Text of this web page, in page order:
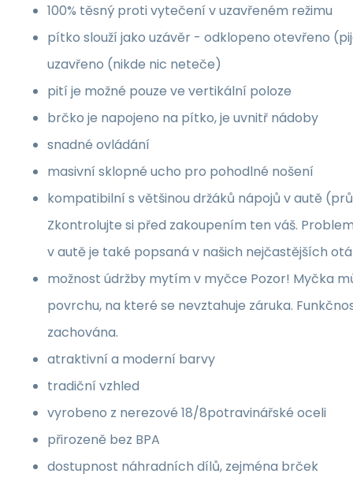
100% těsný proti vytečení v uzavřeném režimu
pítko slouží jako uzávěr - odklopeno otevřeno
uzavřeno (nikde nic neteče)
pití je možné pouze ve vertikální poloze
brčko je napojeno na pítko, je uvnitř nádoby
snadné ovládání
masivní sklopné ucho pro pohodlné nošení
kompatibilní s většinou držáků nápojů v autě
Zkontrolujte si před zakoupením ten váš.
v autě je také popsaná v našich nejčastějších
možnost údržby mytím v myčce Pozor! Myčka
povrchu, na které se nevztahuje záruka.
zachována.
atraktivní a moderní barvy
tradiční vzhled
vyrobeno z nerezové 18/8potravinářské oceli
přirozeně bez BPA
dostupnost náhradních dílů, zejména brček